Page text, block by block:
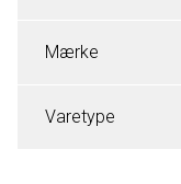
Mærke
Varetype